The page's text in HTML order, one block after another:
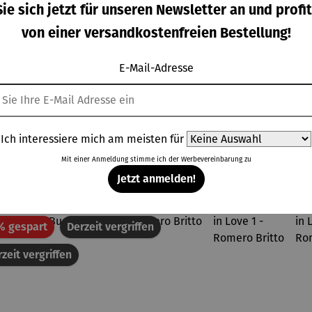
von 4 von 5 Sternen
€
assen 2er-
Set –
Regulärer Preis:
29,90 €
Becherhal
ter
Regulärer Preis:
29,00 €
BBQ
Verkaufspreis:
13,95 € UVP
Topseller der Kategorie Wohnwelt
vergriffen
gespartRabattDerzeit vergriffen
sich jetzt für unseren Newsletter an und
von einer versandkostenfreien Bestellung!
E-Mail-Adresse
Ich interessiere mich am meisten für
Mit einer Anmeldung stimme ich der Werbevereinbarungzu
Jetzt anmelden!